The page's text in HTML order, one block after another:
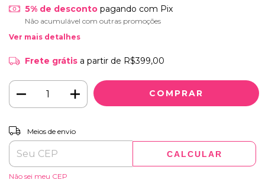
5% de descontopagando com Pix
Não acumulável com outras promoções
Ver mais detalhes
Frete grátis a partir de R$399,00
Entregas para o CEP:
Meios de envio
CALCULAR
Não sei meu CEP